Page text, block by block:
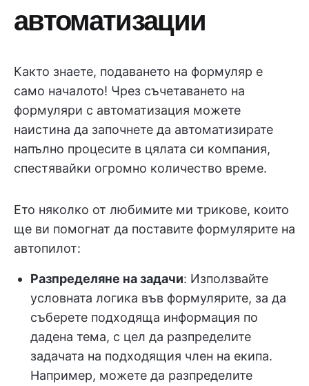
автоматизации
Както знаете, подаването на формуляр е
само началото! Чрез съчетаването на
формуляри с автоматизация можете
наистина да започнете да автоматизирате
напълно процесите в цялата си компания,
спестявайки огромно количество време.
Ето няколко от любимите ми трикове, които
ще ви помогнат да поставите формулярите на
автопилот:
Разпределяне на задачи: Използвайте
условната логика във формулярите, за да
съберете подходяща информация по
дадена тема, с цел да разпределите
задачата на подходящия член на екипа.
Например, можете да разпределите